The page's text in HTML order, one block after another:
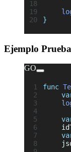
}
Ejemplo
GO
func